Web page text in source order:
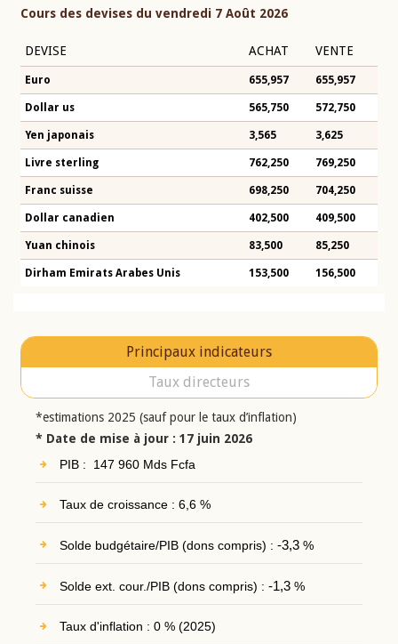
Cours des devises du vendredi 7 Août 2026
DEVISE ACHAT VENTE
Euro 655,957 655,957
Dollar us 565,750 572,750
Yen japonais 3,565 3,625
Livre sterling 762,250 769,250
Franc suisse 698,250 704,250
Dollar canadien 402,500 409,500
Yuan chinois 83,500 85,250
Dirham Emirats Arabes Unis 153,500 156,500
Principaux indicateurs
Taux directeurs
*estimations 2025 (sauf pour le taux d’inflation)
* Date de mise à jour : 17 juin 2026
PIB : 147 960 Mds Fcfa
Taux de croissance : 6,6 %
Solde budgétaire/PIB (dons compris) : -3,3%
Solde ext. cour./PIB (dons compris) : -1,3%
Taux d'inflation : 0 % (2025)